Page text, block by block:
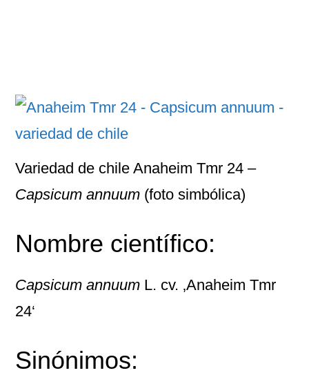
Variedad de chile Anaheim Tmr 24 –
Capsicum annuum (foto simbólica)
Nombre científico:
Capsicum annuum L. cv. ‚Anaheim Tmr
24‘
Sinónimos: